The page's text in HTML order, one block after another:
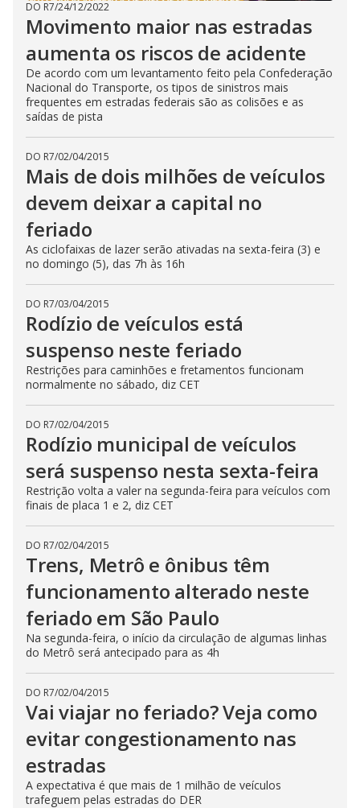
DO R7/24/12/2022
Movimento maior nas estradas
aumenta os riscos de acidente
De acordo com um levantamento feito pela Confederação
Nacional do Transporte, os tipos de sinistros mais
frequentes em estradas federais são as colisões e as
saídas de pista
DO R7/02/04/2015
Mais de dois milhões de veículos
devem deixar a capital no
feriado
As ciclofaixas de lazer serão ativadas na sexta-feira (3) e
no domingo (5), das 7h às 16h
DO R7/03/04/2015
Rodízio de veículos está
suspenso neste feriado
Restrições para caminhões e fretamentos funcionam
normalmente no sábado, diz CET
DO R7/02/04/2015
Rodízio municipal de veículos
será suspenso nesta sexta-feira
Restrição volta a valer na segunda-feira para veículos com
finais de placa 1 e 2, diz CET
DO R7/02/04/2015
Trens, Metrô e ônibus têm
funcionamento alterado neste
feriado em São Paulo
Na segunda-feira, o início da circulação de algumas linhas
do Metrô será antecipado para as 4h
DO R7/02/04/2015
Vai viajar no feriado? Veja como
evitar congestionamento nas
estradas
A expectativa é que mais de 1 milhão de veículos
trafeguem pelas estradas do DER